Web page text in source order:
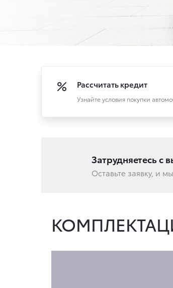
Рассчитать кредит
Узнайте условия покупки
Затрудняетесь с
Оставьте заявку, и